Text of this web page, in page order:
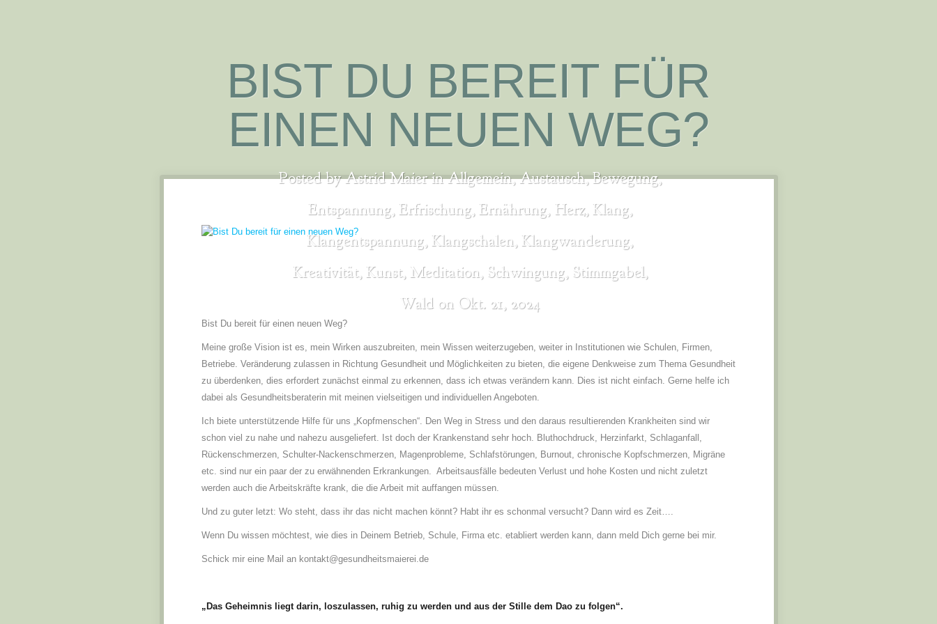
BIST DU BEREIT FÜR
EINEN NEUEN WEG?
Posted byAstrid MaierinAllgemein,Austausch,Bewegung,
Entspannung, Erfrischung, Ernährung, Herz, Klang,
Klangentspannung, Klangschalen, Klangwanderung,
Kreativität, Kunst, Meditation, Schwingung, Stimmgabel,
Wald on Okt. 21, 2024
Bist Du bereit für einen neuen Weg?
Meine große Vision ist es, mein Wirken auszubreiten, mein Wissen weiterzugeben, weiter in Institutionen wie Schulen, Firmen,
Betriebe. Veränderung zulassen in Richtung Gesundheit und Möglichkeiten zu bieten, die eigene Denkweise zum Thema Gesundheit
zu überdenken, dies erfordert zunächst einmal zu erkennen, dass ich etwas verändern kann. Dies ist nicht einfach. Gerne helfe ich
dabei als Gesundheitsberaterin mit meinen vielseitigen und individuellen Angeboten.
Ich biete unterstützende Hilfe für uns „Kopfmenschen“. Den Weg in Stress und den daraus resultierenden Krankheiten sind wir
schon viel zu nahe und nahezu ausgeliefert. Ist doch der Krankenstand sehr hoch. Bluthochdruck, Herzinfarkt, Schlaganfall,
Rückenschmerzen, Schulter-Nackenschmerzen, Magenprobleme, Schlafstörungen, Burnout, chronische Kopfschmerzen, Migräne
etc. sind nur ein paar der zu erwähnenden Erkrankungen. Arbeitsausfälle bedeuten Verlust und hohe Kosten und nicht zuletzt
werden auch die Arbeitskräfte krank, die die Arbeit mit auffangen müssen.
Und zu guter letzt: Wo steht, dass ihr das nicht machen könnt? Habt ihr es schonmal versucht? Dann wird es Zeit….
Wenn Du wissen möchtest, wie dies in Deinem Betrieb, Schule, Firma etc. etabliert werden kann, dann meld Dich gerne bei mir.
Schick mir eine Mail an kontakt@gesundheitsmaierei.de
„Das Geheimnis liegt darin, loszulassen, ruhig zu werden und aus der Stille dem Dao zu folgen“.